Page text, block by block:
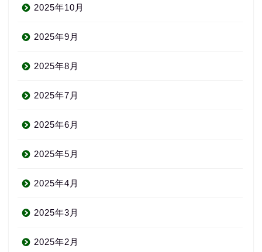
2025年10月
2025年9月
2025年8月
2025年7月
2025年6月
2025年5月
2025年4月
2025年3月
2025年2月